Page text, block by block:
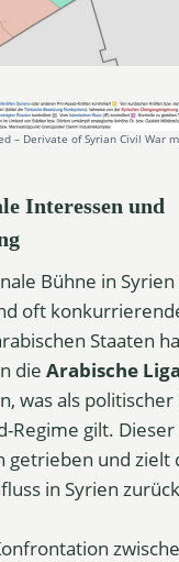
– Derivate of Syrian Civil War
Interessen und
Bühne in Syrien
oft
Staaten
die Arabische Liga
was als politischer
Regime gilt.
getrieben und zielt
in Syrien